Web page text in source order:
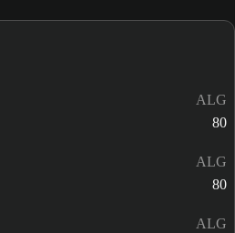
ALG
80
ALG
80
ALG